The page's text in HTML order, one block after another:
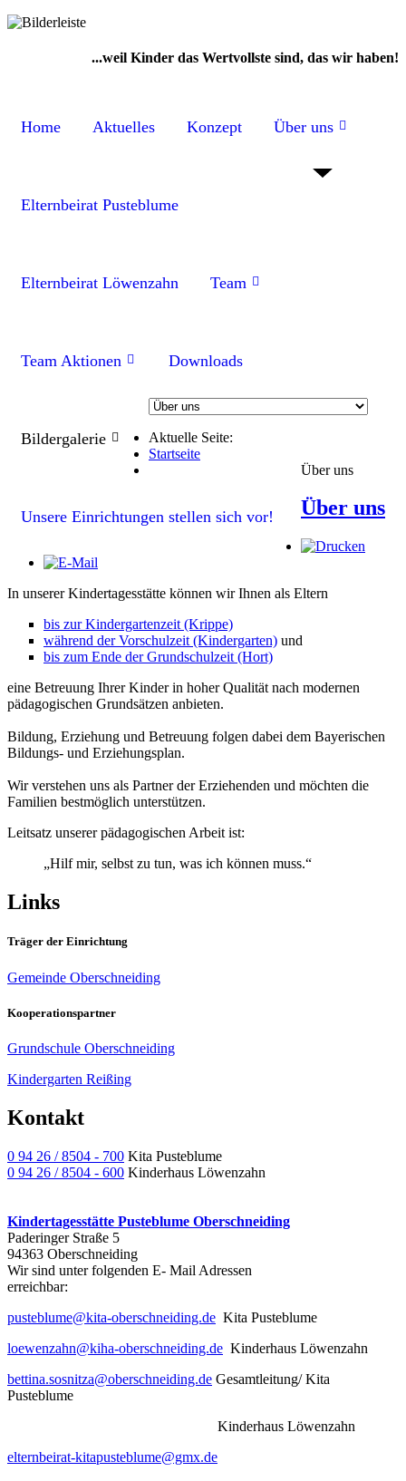
...weil Kinder das Wertvollste sind, das wir haben!
Home Aktuelles Konzept Über uns
Elternbeirat Pusteblume
Elternbeirat Löwenzahn Team
Team Aktionen Downloads
Bildergalerie
Unsere Einrichtungen stellen sich vor!
Aktuelle Seite:
Startseite
Über uns
Über uns
In unserer Kindertagesstätte können wir Ihnen als Eltern
bis zur Kindergartenzeit (Krippe)
während der Vorschulzeit (Kindergarten) und
bis zum Ende der Grundschulzeit (Hort)
eine Betreuung Ihrer Kinder in hoher Qualität nach modernen
pädagogischen Grundsätzen anbieten.
Bildung, Erziehung und Betreuung folgen dabei dem Bayerischen
Bildungs- und Erziehungsplan.
Wir verstehen uns als Partner der Erziehenden und möchten die
Familien bestmöglich unterstützen.
Leitsatz unserer pädagogischen Arbeit ist:
„Hilf mir, selbst zu tun, was ich können muss.“
Links
Träger der Einrichtung
Gemeinde Oberschneiding
Kooperationspartner
Grundschule Oberschneiding
Kindergarten Reißing
Kontakt
0 94 26 / 8504 - 700 Kita Pusteblume
0 94 26 / 8504 - 600 Kinderhaus Löwenzahn
Kindertagesstätte Pusteblume Oberschneiding
Paderinger Straße 5
94363 Oberschneiding
Wir sind unter folgenden E- Mail Adressen
pusteblume@kita-oberschneiding.de Kita Pusteblume
loewenzahn@kiha-oberschneiding.de Kinderhaus Löwenzahn
bettina.sosnitza@oberschneiding.de Gesamtleitung/ Kita
Pusteblume
Kinderhaus Löwenzahn
elternbeirat-kitapusteblume@gmx.de